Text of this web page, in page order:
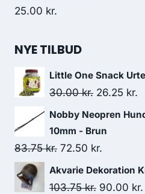
25.00 kr.
NYE TILBUD
Little One Snack
30.00kr. Den
pris
var:
30.00 kr..
26.25 kr.
Nobby Neopren
10mm - Brun
83.75kr. Den
oprindelige
pris
72.50 kr.
aktuelle
pris
Akvarie Dekoration
103.75kr. Den
90.00 kr.